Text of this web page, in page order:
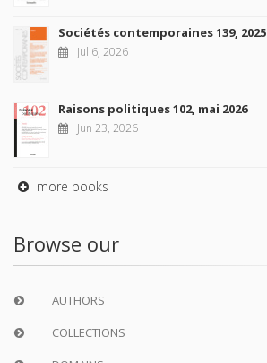
Sociétés contemporaines 139, 2025
Jul 6, 2026
Raisons politiques 102, mai 2026
Jun 23, 2026
more books
Browse our
AUTHORS
COLLECTIONS